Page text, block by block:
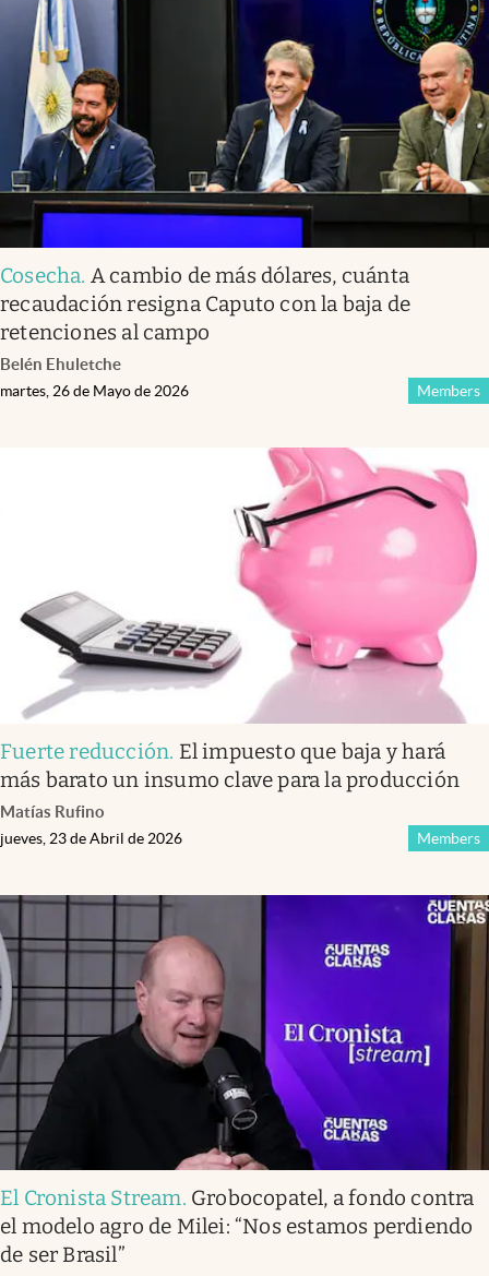
Cosecha. A cambio de más dólares, cuánta
recaudación resigna Caputo con la baja de
retenciones al campo
Belén Ehuletche
Members
martes, 26 de Mayo de 2026
Fuerte reducción. El impuesto que baja y hará
más barato un insumo clave para la producción
Matías Rufino
Members
jueves, 23 de Abril de 2026
El Cronista Stream. Grobocopatel, a fondo contra
el modelo agro de Milei: “Nos estamos perdiendo
de ser Brasil”